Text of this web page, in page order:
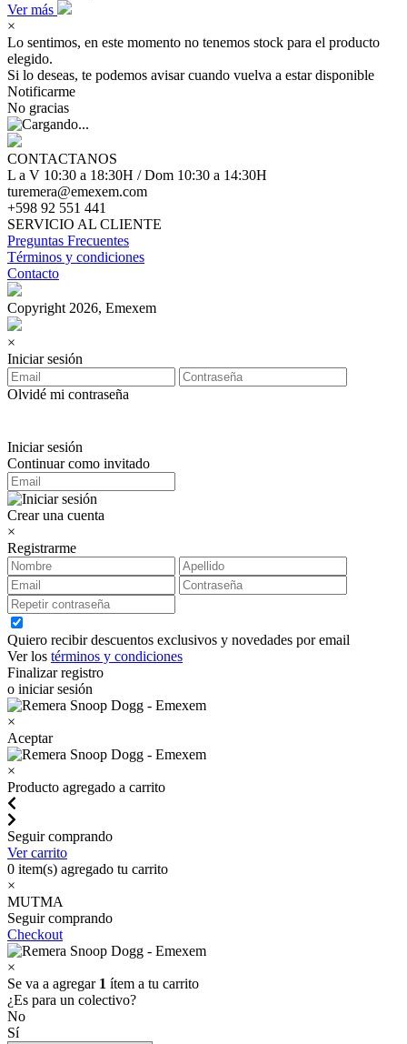
Ver más
×
Lo sentimos, en este momento no tenemos stock para el producto
elegido.
Si lo deseas, te podemos avisar cuando vuelva a estar disponible
Notificarme
No gracias
CONTACTANOS
L a V 10:30 a 18:30H / Dom 10:30 a 14:30H
turemera@emexem.com
+598 92 551 441
SERVICIO AL CLIENTE
Preguntas Frecuentes
Términos y condiciones
Contacto
Copyright 2026, Emexem
×
Iniciar sesión
Olvidé mi contraseña
Iniciar sesión
Continuar como invitado
Crear una cuenta
×
Registrarme
Quiero recibir descuentos exclusivos y novedades por email
Ver los términos y condiciones
Finalizar registro
o iniciar sesión
×
Aceptar
×
Producto agregado a carrito
Seguir comprando
Ver carrito
0 item(s) agregado tu carrito
×
MUTMA
Seguir comprando
Checkout
×
Se va a agregar 1 ítem a tu carrito
¿Es para un colectivo?
No
Sí